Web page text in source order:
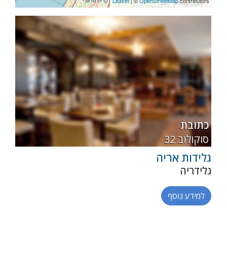
חלבי
רגילה
כתובת
32 סוקולוב
גלידות אריה
גלידריה
למידע נוסף